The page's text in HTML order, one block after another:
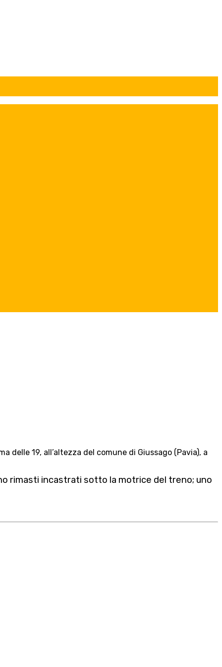
19, all’altezza del comune di Giussago (Pavia), a
rimasti incastrati sotto la motrice del treno; uno